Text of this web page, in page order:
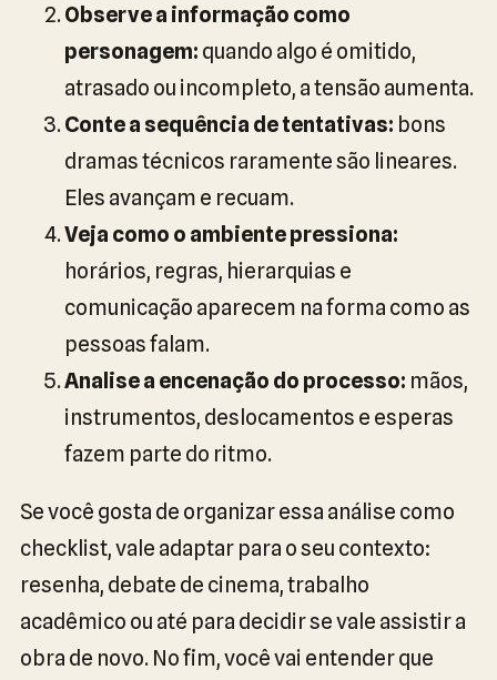
Observe a informação como
personagem: quando algo é omitido,
atrasado ou incompleto, a tensão aumenta.
Conte a sequência de tentativas: bons
dramas técnicos raramente são lineares.
Eles avançam e recuam.
Veja como o ambiente pressiona:
horários, regras, hierarquias e
comunicação aparecem na forma como as
pessoas falam.
Analise a encenação do processo: mãos,
instrumentos, deslocamentos e esperas
fazem parte do ritmo.
Se você gosta de organizar essa análise como
checklist, vale adaptar para o seu contexto:
resenha, debate de cinema, trabalho
acadêmico ou até para decidir se vale assistir a
obra de novo. No fim, você vai entender que